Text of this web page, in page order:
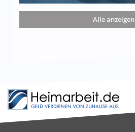
die 15 besten Möglichkeiten
Alle anzeigen